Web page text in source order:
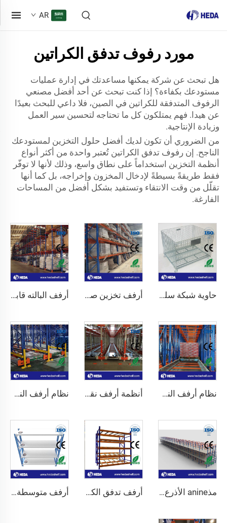
AR
مورد رفوف تدفق الكراتين
هل تبحث عن شركة يمكنها مساعدتك في إدارة عمليات
مستودعك بكفاءة؟ إذا كنت تبحث عن أحد أفضل مصنعي
الرفوف المتدفقة للكراتين في الصين، فلا داعي للبحث بعيدًا
عن هيدا. فهم يمتلكون كل ما تحتاجه لتحسين سير العمل
وزيادة الإنتاجية.
من الضروري أن تكون لديك أفضل حلول التخزين لمستودعك
الناجح. إن رفوف تدفق الكراتين تُعتبر واحدة من أكثر أنواع
أنظمة التخزين استخداماً على نطاق واسع، وذلك لأنها لا توفّر
فقط طريقةً بسيطةً لإدخال المخزون وإخراجه، بل كما أنها
تقلّل من وقت الانتقاء وتستفيد بشكل أفضل من المساحات
الفارغة.
حاوية شبكة سلكية من الفولاذ المقاوم للصدأ أرفف تخزين صناعية ذات سعة عالية للبيع أرفف البالته قابلة للتعديل ذات السعة العالية من 1000 إلى 5000 كجم
نظام أرفف النقل المخصصة للبته في المستودعات أنظمة أرفف نقل البالته OEM/ODM لغرف التبريد نظام أرفف النقل اللاسلكي ثنائي الاتجاه
مذanine الأذرع الثقيلة أرفف تدفق الكراتين بالجملة أرفف متوسطة التحمل وطويلة المدى